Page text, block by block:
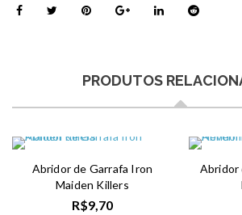
PRODUTOS
Abridor de Garrafa Iron
Maiden Killers
R$9,70
Abridor